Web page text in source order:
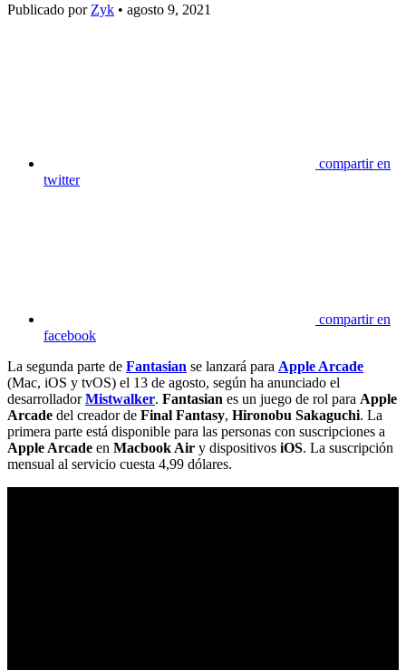
Publicado por Zyk • agosto 9, 2021
compartir en
twitter
compartir en
facebook
La segunda parte de Fantasian se lanzará para Apple Arcade
(Mac, iOS y tvOS) el 13 de agosto, según ha anunciado el
desarrolladorMistwalker. Fantasian es un juego de rol para Apple
Arcade del creador de Final Fantasy, Hironobu Sakaguchi. La
primera parte está disponible para las personas con suscripciones a
Apple Arcade en Macbook Air y dispositivos iOS. La suscripción
mensual al servicio cuesta 4,99 dólares.